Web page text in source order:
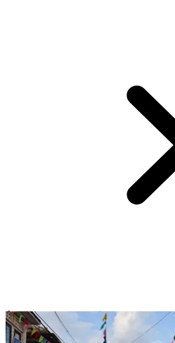
À Siem Reap, loin de l’agitation des
une véritable parenthèse artistique